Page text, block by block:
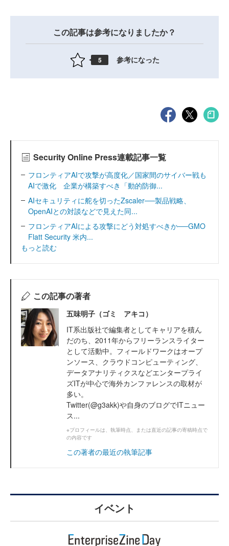
この記事は参考になりましたか？
5 参考になった
Security Online Press連載記事一覧
フロンティアAIで攻撃が高度化／国家間のサイバー戦も
AIで激化 企業が構築すべき「動的防御...
AIセキュリティに舵を切ったZscaler──製品戦略、
OpenAIとの対談などで見えた同...
フロンティアAIによる攻撃にどう対処すべきか──GMO
Flatt Security 米内...
もっと読む
この記事の著者
五味明子（ゴミ アキコ）
IT系出版社で編集者としてキャリアを積ん
だのち、2011年からフリーランスライター
として活動中。フィールドワークはオープ
ンソース、クラウドコンピューティング、
データアナリティクスなどエンタープライ
ズITが中心で海外カンファレンスの取材が
多い。
Twitter(@g3akk)や自身のブログでITニュー
ス...
※プロフィールは、執筆時点、または直近の記事の寄稿時点で
の内容です
この著者の最近の執筆記事
イベント